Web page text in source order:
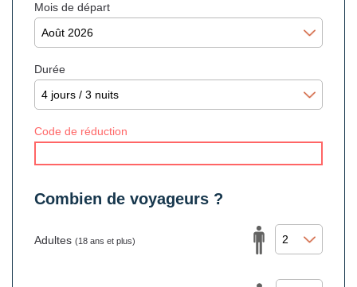
Mois de départ
Durée
Code de réduction
Combien de voyageurs ?
Adultes (18 ans et plus)